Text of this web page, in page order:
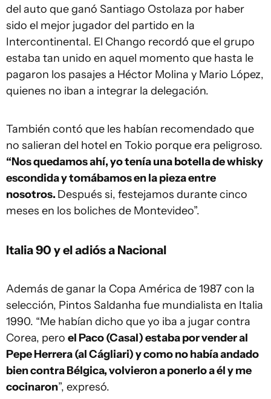
del auto que ganó Santiago Ostolaza por haber
sido el mejor jugador del partido en la
Intercontinental. El Chango recordó que el grupo
estaba tan unido en aquel momento que hasta le
pagaron los pasajes a Héctor Molina y Mario López,
quienes no iban a integrar la delegación.
También contó que les habían recomendado que
no salieran del hotel en Tokio porque era peligroso.
“Nos quedamos ahí, yo tenía una botella de whisky
escondida y tomábamos en la pieza entre
nosotros. Después si, festejamos durante cinco
meses en los boliches de Montevideo”.
Italia 90 y el adiós a Nacional
Además de ganar la Copa América de 1987 con la
selección, Pintos Saldanha fue mundialista en Italia
1990. “Me habían dicho que yo iba a jugar contra
Corea, pero el Paco (Casal) estaba por vender al
Pepe Herrera (al Cágliari) y como no había andado
bien contra Bélgica, volvieron a ponerlo a él y me
cocinaron”, expresó.